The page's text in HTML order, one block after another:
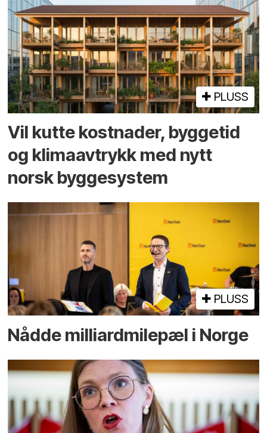
PLUSS
Vil kutte kostnader, byggetid
og klima­avtrykk med nytt
norsk bygge­system
PLUSS
Nådde milliard­­milepæl i Norge